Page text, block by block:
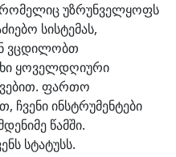
რომელიც უზრუნველყოფს
სისტემას,
ვცდილობთ
ყოველდღიური
ფართო
ინსტრუმენტები
წამში.
სტატუსს.